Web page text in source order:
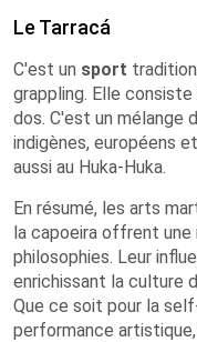
Le Tarracá
C'est un sport
grappling. Elle
dos. C'est un mélange
indigènes, européens
aussi au Huka-Huka.
En résumé, les arts
la capoeira offrent
philosophies. Leur
enrichissant la culture
Que ce soit pour la
performance